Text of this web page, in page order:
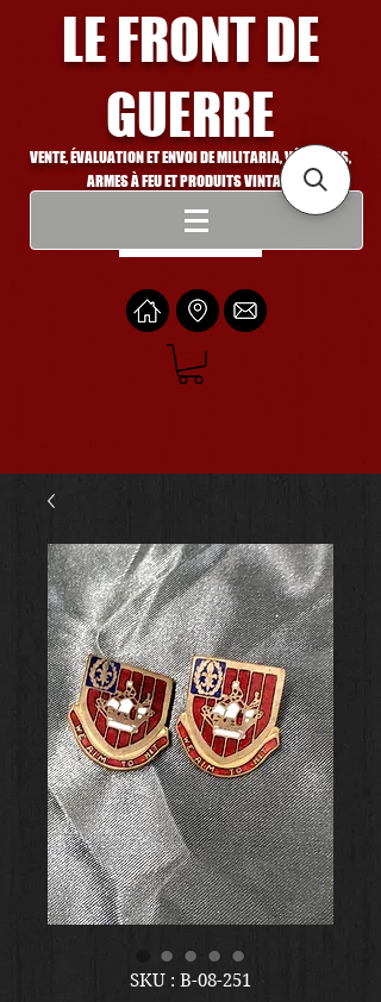
LE FRONT DE
GUERRE
VENTE, ÉVALUATION ET ENVOI DE MILITARIA, VÉHICULES,
ARMES À FEU ET PRODUITS VINTAGE
Se connecter
SKU : B-08-251